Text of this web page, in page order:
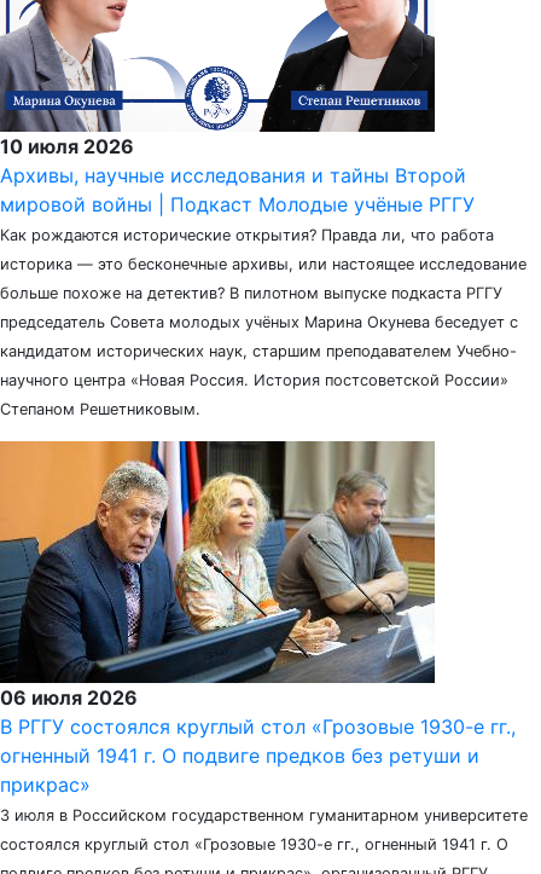
10 июля 2026
Архивы, научные исследования и тайны Второй
мировой войны | Подкаст Молодые учёные РГГУ
Как рождаются исторические открытия? Правда ли, что работа
историка — это бесконечные архивы, или настоящее исследование
больше похоже на детектив? В пилотном выпуске подкаста РГГУ
председатель Совета молодых учёных Марина Окунева беседует с
кандидатом исторических наук, старшим преподавателем Учебно-
научного центра «Новая Россия. История постсоветской России»
Степаном Решетниковым.
06 июля 2026
В РГГУ состоялся круглый стол «Грозовые 1930-е гг.,
огненный 1941 г. О подвиге предков без ретуши и
прикрас»
3 июля в Российском государственном гуманитарном университете
состоялся круглый стол «Грозовые 1930-е гг., огненный 1941 г. О